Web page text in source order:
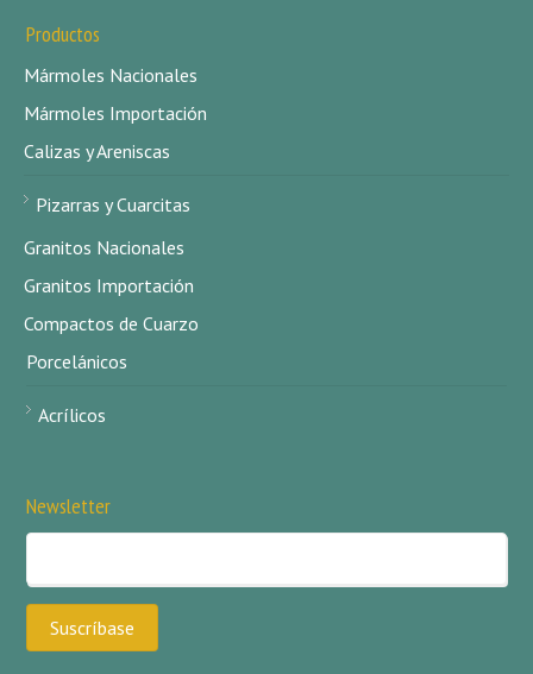
Productos
Mármoles Nacionales
Mármoles Importación
Calizas y Areniscas
Pizarras y Cuarcitas
Granitos Nacionales
Granitos Importación
Compactos de Cuarzo
Porcelánicos
Acrílicos
Newsletter